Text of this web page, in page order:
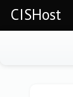
CISHost